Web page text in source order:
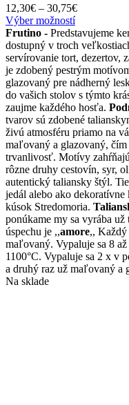
12,30€ – 30,75€Price
12,30€
through
30,75€
Výber možnostíTento
produkt
má
viacero
variantov.
Možnosti
si
môžete
vybrať
na
stránke
produktu.
Frutino - Predstavujeme
dostupný v troch
servírovanie tort, dezertov,
je zdobený pestrým
glazovaný pre nádherný
do vašich stolov s týmto
zaujme každého hosťa.
tvarov sú zdobené
živú atmosféru priamo na
maľovaný a glazovaný,
trvanlivosť. Motívy
rôzne druhy cestovín, syr,
autentický taliansky štýl.
jedál alebo ako
kúsok Stredomoria.
ponúkame my sa vyrába
úspechu je ,,amore,,
maľovaný. Vypaluje sa 8
1100°C. Vypaluje sa 2 x v
a druhý raz už maľovaný a
Na sklade